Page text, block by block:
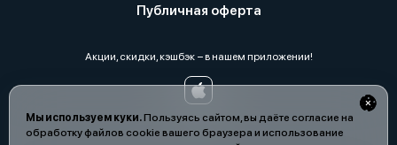
Мы используем куки.Пользуясь сайтом, вы даёте согласие на
обработку файлов cookie вашего браузера и использование
Публичная оферта
Акции, скидки, кэшбэк − в нашем приложении!